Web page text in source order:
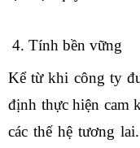
4. Tính bền vững
Kể từ khi công ty
định thực hiện cam
các thế hệ tương